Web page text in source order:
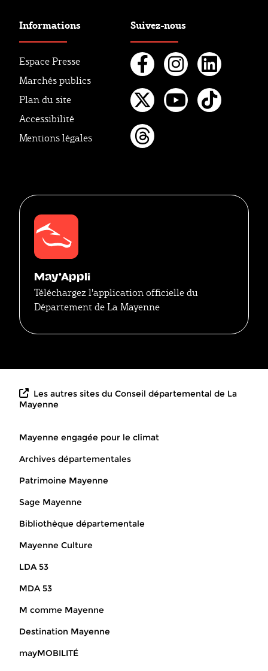
Informations
Espace Presse
Marchés publics
Plan du site
Accessibilité
Mentions légales
Suivez-nous
Facebook
Twitter
May'Appli
Téléchargez l'application officielle du
Département de La Mayenne
Les autres sites du Conseil départemental de La
Mayenne
Mayenne engagée pour le climat
Archives départementales
Patrimoine Mayenne
Sage Mayenne
Bibliothèque départementale
Mayenne Culture
LDA 53
MDA 53
M comme Mayenne
Destination Mayenne
mayMOBILITÉ